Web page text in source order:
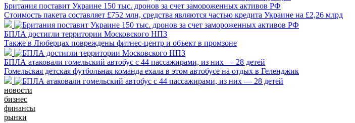
Британия поставит Украине 150 тыс. дронов за счет замороженных активов РФ
Стоимость пакета составляет £752 млн, средства являются частью кредита Украине на £2,26 млрд
БПЛА достигли территории Московского НПЗ
Также в Люберцах повреждены фитнес-центр и объект в промзоне
БПЛА атаковали гомельский автобус с 44 пассажирами, из них — 28 детей
Гомельская детская футбольная команда ехала в этом автобусе на отдых в Геленджик
новости
бизнес
финансы
рынки